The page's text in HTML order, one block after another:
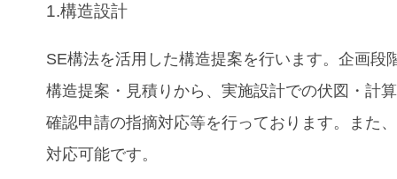
1.構造設計
SE構法を活用した構造提案を行います。企画段
構造提案・見積りから、実施設計での伏図・計
確認申請の指摘対応等を行っております。また
対応可能です。